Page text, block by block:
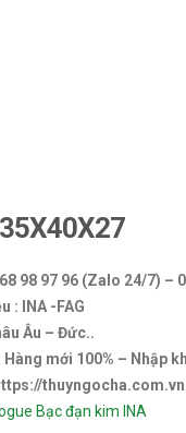
98 97 96 (Zalo 24/7) –
: INA -FAG
Âu – Đức..
mới 100% – Nhập
thuyngocha.com.vn
Bạc đạn kim INA